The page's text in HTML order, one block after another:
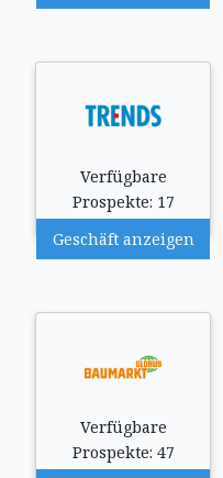
Verfügbare
Prospekte: 17
Geschäft anzeigen
Verfügbare
Prospekte: 47